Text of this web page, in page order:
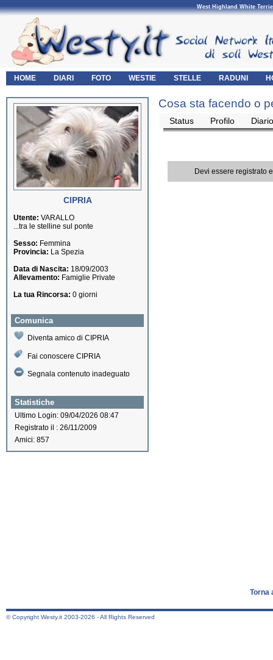
West Highland White
HOME DIARI FOTO WESTIE STELLE RADUNI
CIPRIA
Utente: VARALLO
...tra le stelline sul ponte
Sesso: Femmina
Provincia: La Spezia
Data di Nascita: 18/09/2003
Allevamento: Famiglie Private
La tua Rincorsa: 0 giorni
Comunica
Diventa amico di CIPRIA
Fai conoscere CIPRIA
Segnala contenuto inadeguato
Statistiche
Ultimo Login: 09/04/2026 08:47
Registrato il : 26/11/2009
Amici: 857
Cosa sta facendo o
Status Profilo Diario
Devi essere registrato
Torna
© Copyright Westy.it 2003-2026 - All Rights Reserved